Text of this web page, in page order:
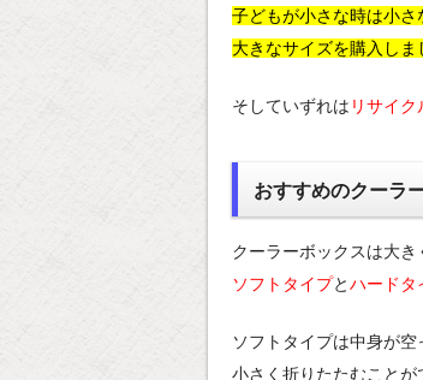
子どもが小さな時は小さ
大きなサイズを購入しま
そしていずれは リサイク
おすすめのクーラ
クーラーボックスは大き
ソフトタイプとハードタ
ソフトタイプは中身が空
小さく折りたたむことが